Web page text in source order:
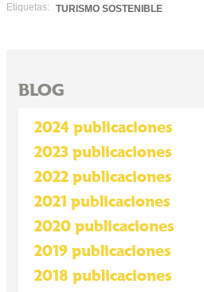
Etiquetas:
TURISMO SOSTENIBLE
BLOG
2024 publicaciones
2023 publicaciones
2022 publicaciones
2021 publicaciones
2020 publicaciones
2019 publicaciones
2018 publicaciones